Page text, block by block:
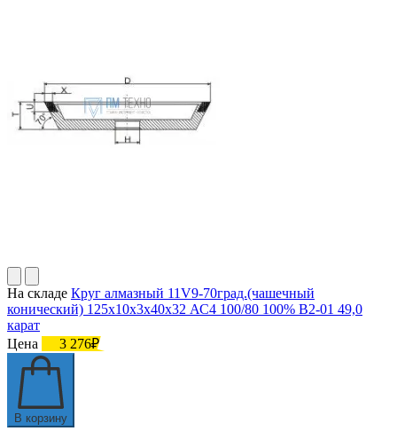
На складе Круг алмазный 11V9-70град.(чашечный
конический) 125х10х3х40х32 АС4 100/80 100% В2-01 49,0
карат
Цена
3 276₽
В корзину